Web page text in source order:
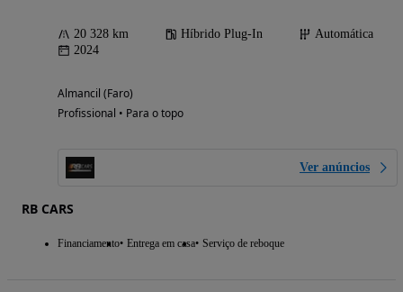
20 328 km Híbrido Plug-In
Automática
2024
Almancil (Faro)
Profissional • Para o topo
Ver anúncios
RB CARS
Financiamento Entrega em casa Serviço de reboque